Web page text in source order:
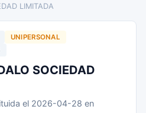
LIMITADA
UNIPERSONAL
SOCIEDAD
el 2026-04-28 en